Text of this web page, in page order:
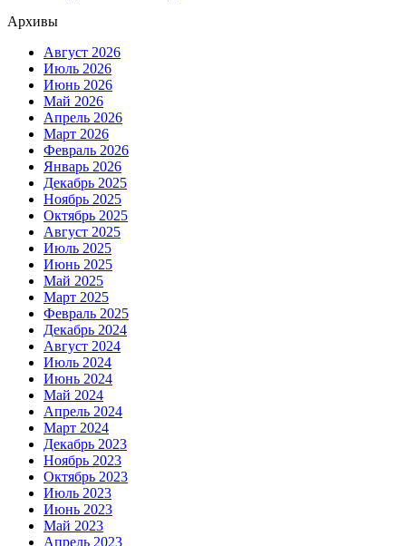
Архивы
Август 2026
Июль 2026
Июнь 2026
Май 2026
Апрель 2026
Март 2026
Февраль 2026
Январь 2026
Декабрь 2025
Ноябрь 2025
Октябрь 2025
Август 2025
Июль 2025
Июнь 2025
Май 2025
Март 2025
Февраль 2025
Декабрь 2024
Август 2024
Июль 2024
Июнь 2024
Май 2024
Апрель 2024
Март 2024
Декабрь 2023
Ноябрь 2023
Октябрь 2023
Июль 2023
Июнь 2023
Май 2023
Апрель 2023